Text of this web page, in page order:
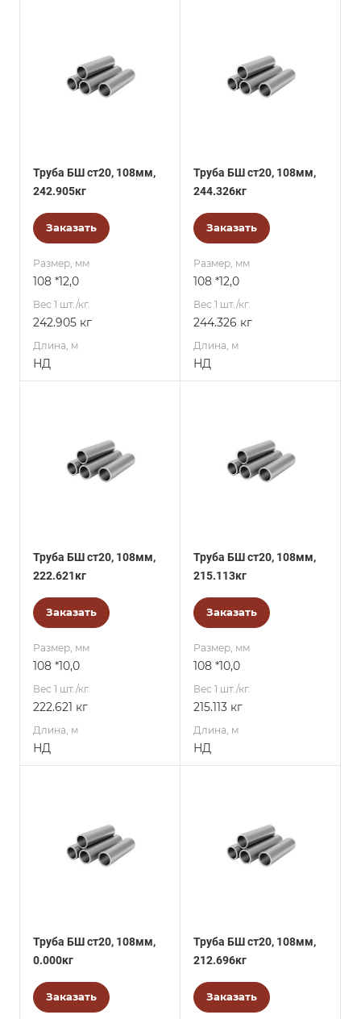
Труба БШ ст20, 108мм,
242.905кг
Заказать
Размер, мм
108 *12,0
Вес 1 шт./кг.
242.905 кг
Длина, м
НД
Труба БШ ст20, 108мм,
244.326кг
Заказать
Размер, мм
108 *12,0
Вес 1 шт./кг.
244.326 кг
Длина, м
НД
Труба БШ ст20, 108мм,
222.621кг
Заказать
Размер, мм
108 *10,0
Вес 1 шт./кг.
222.621 кг
Длина, м
НД
Труба БШ ст20, 108мм,
215.113кг
Заказать
Размер, мм
108 *10,0
Вес 1 шт./кг.
215.113 кг
Длина, м
НД
Труба БШ ст20, 108мм,
0.000кг
Заказать
Труба БШ ст20, 108мм,
212.696кг
Заказать